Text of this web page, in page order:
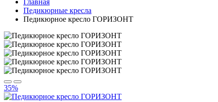
Главная
Педикюрные кресла
Педикюрное кресло ГОРИЗОНТ
35%